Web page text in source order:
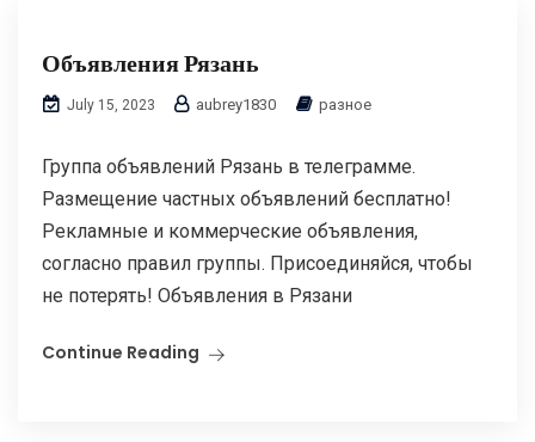
Объявления Рязань
July 15, 2023 aubrey1830 разное
Группа объявлений Рязань в телеграмме.
Размещение частных объявлений бесплатно!
Рекламные и коммерческие объявления,
согласно правил группы. Присоединяйся, чтобы
не потерять! Объявления в Рязани
Continue Reading